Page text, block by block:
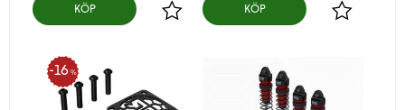
Lägg till i favoriter
KÖP
Lägg till i
KÖP
16 %